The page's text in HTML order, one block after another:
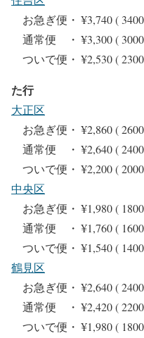
お急ぎ便・ ¥3,740 (
通常便 ・ ¥3,300 (
ついで便・ ¥2,530 (
た行
大正区
お急ぎ便・ ¥2,860 (
通常便 ・ ¥2,640 (
ついで便・ ¥2,200 (
中央区
お急ぎ便・ ¥1,980 (
通常便 ・ ¥1,760 (
ついで便・ ¥1,540 (
鶴見区
お急ぎ便・ ¥2,640 (
通常便 ・ ¥2,420 (
ついで便・ ¥1,980 (